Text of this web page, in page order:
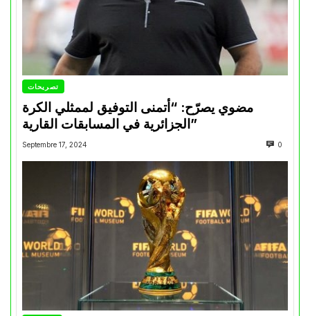
تصريحات
مضوي يصرّح: “أتمنى التوفيق لممثلي الكرة
الجزائرية في المسابقات القارية”
Septembre 17, 2024 0